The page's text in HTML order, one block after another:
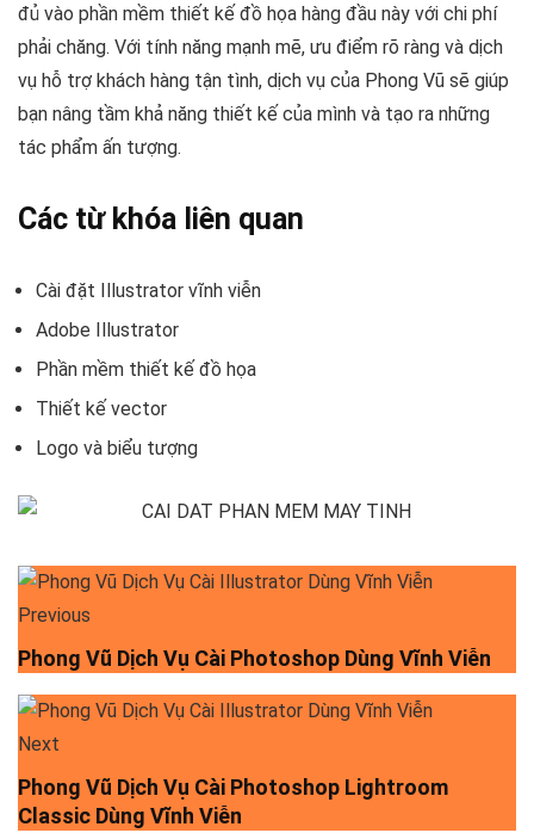
đủ vào phần mềm thiết kế đồ họa hàng đầu này với chi phí
phải chăng. Với tính năng mạnh mẽ, ưu điểm rõ ràng và dịch
vụ hỗ trợ khách hàng tận tình, dịch vụ của Phong Vũ sẽ giúp
bạn nâng tầm khả năng thiết kế của mình và tạo ra những
tác phẩm ấn tượng.
Các từ khóa liên quan
Cài đặt Illustrator vĩnh viễn
Adobe Illustrator
Phần mềm thiết kế đồ họa
Thiết kế vector
Logo và biểu tượng
Previous
Phong Vũ Dịch Vụ Cài Photoshop Dùng Vĩnh Viễn
Next
Phong Vũ Dịch Vụ Cài Photoshop Lightroom
Classic Dùng Vĩnh Viễn